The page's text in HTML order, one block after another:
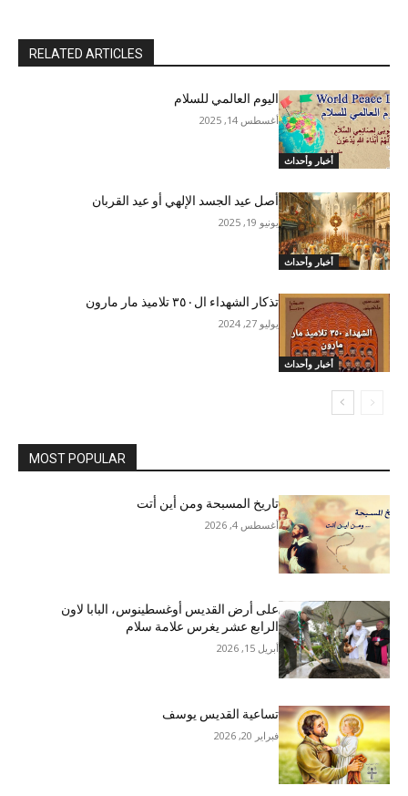
RELATED ARTICLES
أخبار وأحداث
اليوم العالمي للسلام
أغسطس 14, 2025
أخبار وأحداث
أصل عيد الجسد الإلهي أو عيد القربان
يونيو 19, 2025
أخبار وأحداث
تذكار الشهداء ال٣٥٠ تلاميذ مار مارون
يوليو 27, 2024
MOST POPULAR
تاريخ المسبحة ومن أين أتت
أغسطس 4, 2026
على أرض القديس أوغسطينوس، البابا لاون
الرابع عشر يغرس علامة سلام
أبريل 15, 2026
تساعية القديس يوسف
فبراير 20, 2026